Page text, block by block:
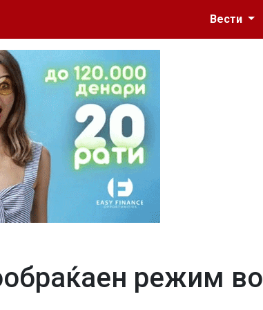
Вести
режим во